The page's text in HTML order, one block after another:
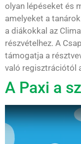
olyan lépéseket és
amelyeket a
a diákokkal az
részvételhez. A
támogatja a
való regisztrációtól
A Paxi a